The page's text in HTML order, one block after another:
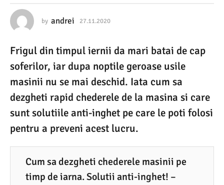
.
0
2
0
2
7
.
1
by andrei 27.11.2020
1
.
2
0
2
Frigul din timpul iernii da mari batai de cap
soferilor, iar dupa noptile geroase usile
masinii nu se mai deschid. Iata cum sa
dezgheti rapid chederele de la masina si care
sunt solutiile anti-inghet pe care le poti folosi
pentru a preveni acest lucru.
Cum sa dezgheti chederele masinii pe
timp de iarna. Solutii anti-inghet! –